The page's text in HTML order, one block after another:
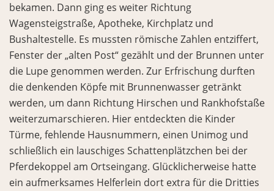
bekamen. Dann ging es weiter Richtung
Wagensteigstraße, Apotheke, Kirchplatz und
Bushaltestelle. Es mussten römische Zahlen entziffert,
Fenster der „alten Post“ gezählt und der Brunnen unter
die Lupe genommen werden. Zur Erfrischung durften
die denkenden Köpfe mit Brunnenwasser getränkt
werden, um dann Richtung Hirschen und Rankhofstaße
weiterzumarschieren. Hier entdeckten die Kinder
Türme, fehlende Hausnummern, einen Unimog und
schließlich ein lauschiges Schattenplätzchen bei der
Pferdekoppel am Ortseingang. Glücklicherweise hatte
ein aufmerksames Helferlein dort extra für die Dritties